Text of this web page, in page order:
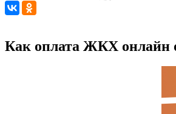
Как оплата ЖКХ онлайн